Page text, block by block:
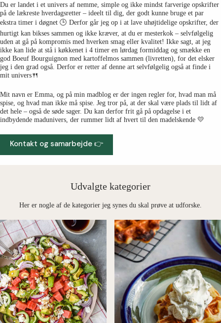
Du er landet i et univers af nemme, simple og ikke mindst farverige opskrifter
på de lækreste hverdagsretter – ideelt til dig, der godt kunne bruge et par
ekstra timer i døgnet 🕒 Derfor går jeg op i at lave uhøjtidelige opskrifter, der
hurtigt kan bikses sammen og ikke kræver, at du er mesterkok – selvfølgelig
uden at gå på kompromis med hverken smag eller kvalitet! Ikke sagt, at jeg
ikke kan lide at stå i køkkenet i 4 timer en lørdag formiddag og smække en
god Boeuf Bourguignon med kartoffelmos sammen (livretten), for det elsker
jeg i den grad også. Derfor er retter af denne art selvfølgelig også at finde i
mit univers🍴
Mit navn er Emma, og på min madblog er der ingen regler for, hvad man må
spise, og hvad man ikke må spise. Jeg tror på, at der skal være plads til lidt af
det hele – også de søde sager. Du kan derfor frit gå på opdagelse i et
indbydende madunivers, der rummer lidt af hvert til den madelskende 💛
Kontakt og samarbejde 👉
Udvalgte kategorier
Her er nogle af de kategorier jeg synes du skal prøve at udforske.